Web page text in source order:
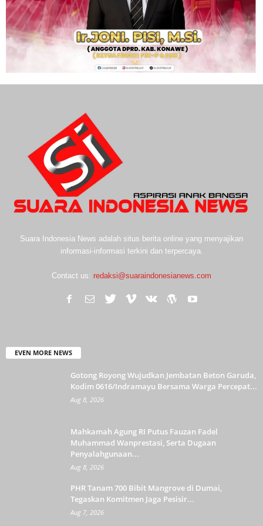
Suara Indonesia News adalah situs berita online yang menyajikan
informasi-informasi terkini dan terpercaya.
Contact us: redaksi@suaraindonesianews.com
EVEN MORE NEWS
Gotong Royong Wujudkan Jembatan Beton Garuda,
Kodim 0616/Indramayu Bersama Warga Percepat...
Aug 8, 2026
Mahkamah Agung RI Putus Fauzan Fadel
Muhammad Wanprestasi, Serta Dugaan
Penyalahgunaan...
Aug 8, 2026
PHR Tanam 700 Bibit Mangrove di Dumai,
Tegaskan Komitmen Jaga Pesisir...
Aug 7, 2026